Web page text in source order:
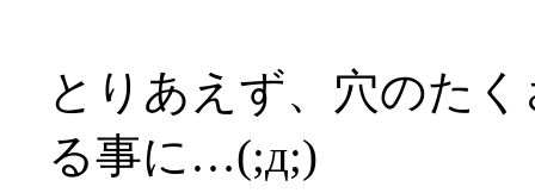
とりあえず、穴のた
る事に…(;д;)